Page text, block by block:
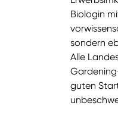
Biologin
sondern
Alle
guten